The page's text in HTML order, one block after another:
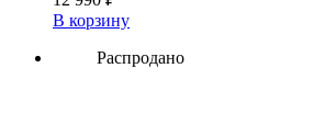
В корзину
Распродано